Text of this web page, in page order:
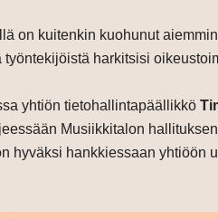
on kuitenkin kuohunut
työntekijöistä harkitsisi
yhtiön tietohallintapäällikkö
Musiikkitalon
hyväksi hankkiessaan yhtiöön